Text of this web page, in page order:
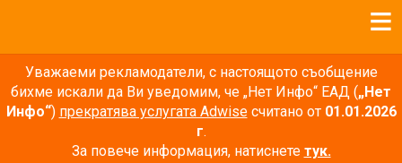
Уважаеми рекламодатели, с настоящото съобщение
бихме искали да Ви уведомим, че „Нет Инфо“ ЕАД („Нет
Инфо“) прекратява услугата Adwiseсчитано от 01.01.2026
г.
За повече информация, натиснете тук.